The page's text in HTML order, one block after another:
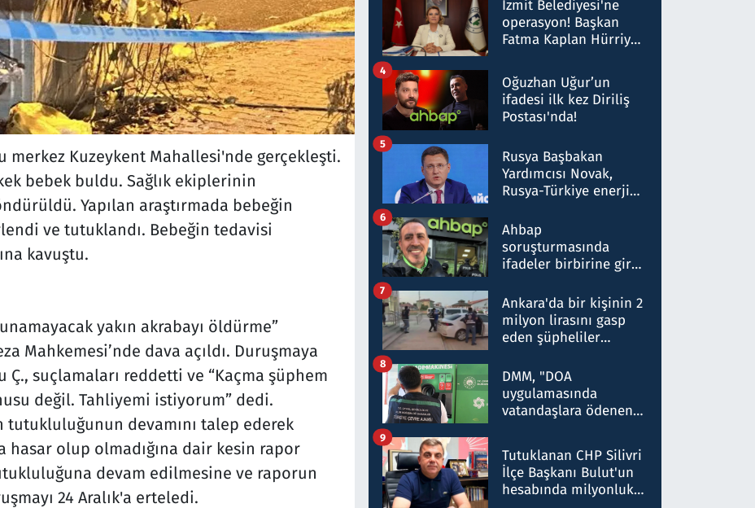
merkez Kuzeykent Mahallesi'nde gerçekleşti.
bebek buldu. Sağlık ekiplerinin
Yapılan araştırmada bebeğin
ve tutuklandı. Bebeğin tedavisi
kavuştu.
yakın akrabayı öldürme”
Mahkemesi’nde dava açıldı. Duruşmaya
Ç., suçlamaları reddetti ve “Kaçma şüphem
değil. Tahliyemi istiyorum” dedi.
tutukluluğunun devamını talep ederek
hasar olup olmadığına dair kesin rapor
devam edilmesine ve raporun
24 Aralık'a erteledi.
trafiği tespit edildi
İzmit Belediyesi'ne
operasyon! Başkan
Fatma Kaplan Hürriyet
Oğuzhan Uğur’un
ifadesi ilk kez Diriliş
Postası'nda!
4
Rusya Başbakan
Yardımcısı Novak,
Rusya-Türkiye enerji
nitelikte olduğunu
belirtti
5
Ahbap
soruşturmasında
ifadeler birbirine girdi:
ifadelerinden ortaya
çıkan tablo şok etti
6
Ankara'da bir kişinin 2
milyon lirasını gasp
eden şüpheliler
7
DMM, "DOA
uygulamasında
vatandaşlara ödenen
düşürüldüğü" iddiasını
yalanladı
8
Tutuklanan CHP Silivri
İlçe Başkanı Bulut'un
hesabında milyonluk
9